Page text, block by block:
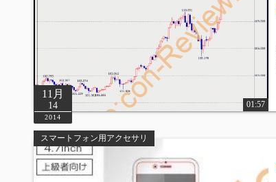
11月
14
2014
01:57
スマートフォン用アクセサリ